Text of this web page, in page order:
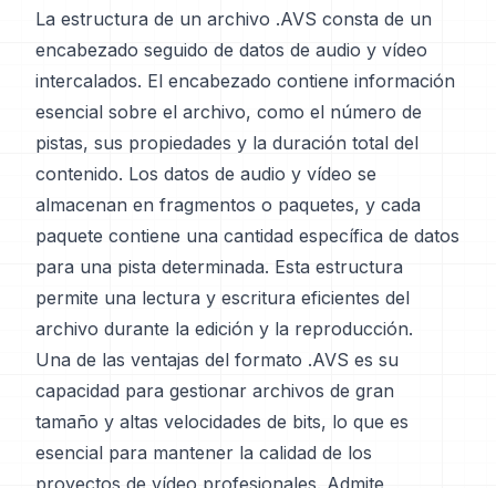
La estructura de un archivo .AVS consta de un
encabezado seguido de datos de audio y vídeo
intercalados. El encabezado contiene información
esencial sobre el archivo, como el número de
pistas, sus propiedades y la duración total del
contenido. Los datos de audio y vídeo se
almacenan en fragmentos o paquetes, y cada
paquete contiene una cantidad específica de datos
para una pista determinada. Esta estructura
permite una lectura y escritura eficientes del
archivo durante la edición y la reproducción.
Una de las ventajas del formato .AVS es su
capacidad para gestionar archivos de gran
tamaño y altas velocidades de bits, lo que es
esencial para mantener la calidad de los
proyectos de vídeo profesionales. Admite